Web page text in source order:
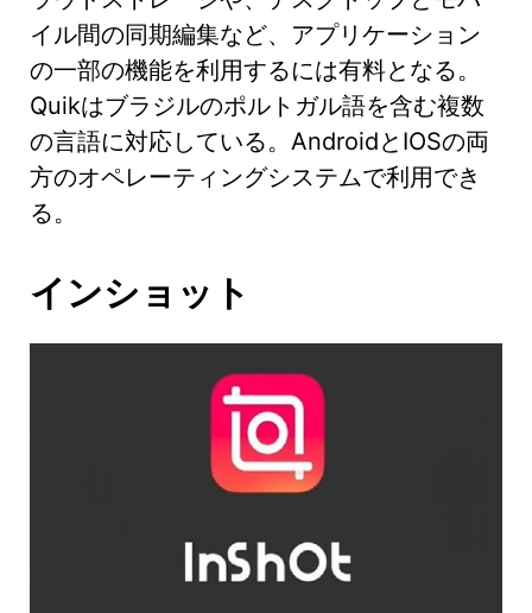
イル間の同期編集など、アプリケーション
の一部の機能を利用するには有料となる。
Quikはブラジルのポルトガル語を含む複数
の言語に対応している。AndroidとIOSの両
方のオペレーティングシステムで利用でき
る。
インショット